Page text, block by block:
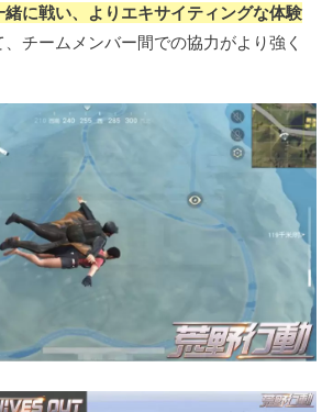
に戦い、よりエキサイティングな体験
、チームメンバー間での協力がより強く